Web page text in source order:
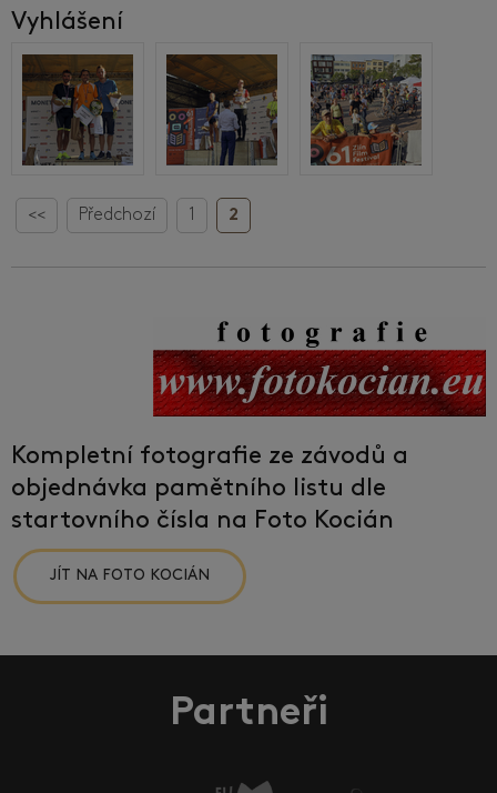
Vyhlášení
<< Předchozí 1 2
Kompletní fotografie ze závodů a
objednávka pamětního listu dle
startovního čísla na Foto Kocián
JÍT NA FOTO KOCIÁN
Partneři